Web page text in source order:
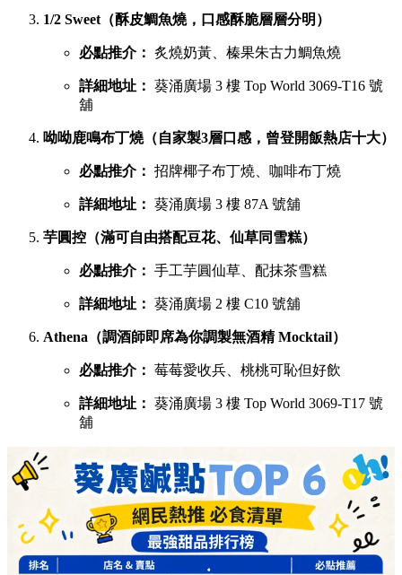
1/2 Sweet（酥皮鯛魚燒，口感酥脆層層分明）
必點推介： 炙燒奶黃、榛果朱古力鯛魚燒
詳細地址： 葵涌廣場 3 樓 Top World 3069-T16 號
舖
呦呦鹿鳴布丁燒（自家製3層口感，曾登開飯熱店十大）
必點推介： 招牌椰子布丁燒、咖啡布丁燒
詳細地址： 葵涌廣場 3 樓 87A 號舖
芋圓控（滿可自由搭配豆花、仙草同雪糕）
必點推介： 手工芋圓仙草、配抹茶雪糕
詳細地址： 葵涌廣場 2 樓 C10 號舖
Athena（調酒師即席為你調製無酒精 Mocktail）
必點推介： 莓莓愛收兵、桃桃可恥但好飲
詳細地址： 葵涌廣場 3 樓 Top World 3069-T17 號
舖